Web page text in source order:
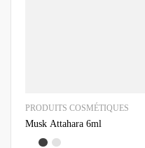
PRODUITS COSMÉTIQUES
Musk Attahara 6ml